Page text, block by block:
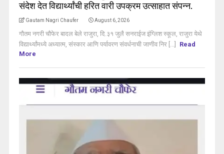
संदेश देत विद्यार्थ्यांची हरित वारी उपक्रम उत्साहात संपन्न.
Gautam Nagri Chaufer August 6, 2026
गौतम नगरी चौफेर बादल बेले राजुरा, दि.३१ जुलै सनराईज इंग्लिश स्कूल, राजुरा येथे
विद्यार्थ्यांमध्ये अध्यात्म, संस्कार आणि पर्यावरण संवर्धनाची जाणीव निर [...]
Read
More